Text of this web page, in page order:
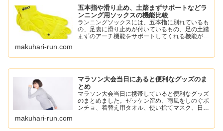
五本指や滑り止め、土踏まずサポートなどラ
ンニング用ソックスの機能比較
ランニングソックスには、五本指に別れているも
の、足裏に滑り止めが付いているもの、足の土踏
まずのアーチ機能をサポートしてくれる機能がつ
を楽しみましょう。
makuhari-run.com
マラソン大会当日にあると便利なグッズのま
とめ
マラソン大会当日に携帯していると便利なグッズ
のまとめました。ゼッケン留め、雨風をしのぐポ
ンチョ、着替え用タオル、使い捨てマスク、日焼
makuhari-run.com